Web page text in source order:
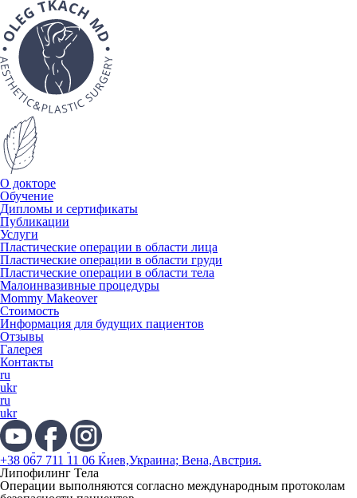
О докторе
Обучение
Дипломы и сертификаты
Публикации
Услуги
Пластические операции в области лица
Пластические операции в области груди
Пластические операции в области тела
Малоинвазивные процедуры
Mommy Makeover
Стоимость
Информация для будущих пациентов
Отзывы
Галерея
Контакты
ru
ukr
ru
ukr
+38 067 711 11 06 Киев,Украина; Вена,Австрия.
Липофилинг Тела
Операции выполняются согласно международным протоколам